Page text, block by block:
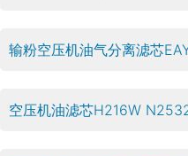
输粉空压机油气分离滤芯
空压机油滤芯H216W